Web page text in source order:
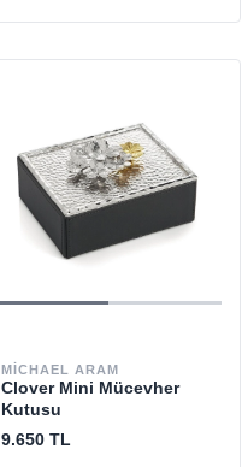
MICHAEL ARAM
Clover Mini Mücevher
Kutusu
9.650 TL